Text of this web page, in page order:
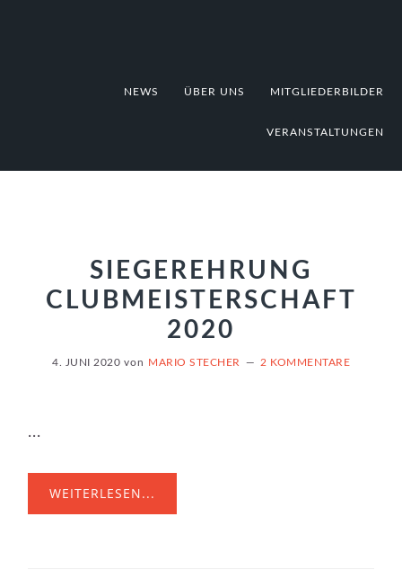
NEWS ÜBER UNS MITGLIEDERBILDER
VERANSTALTUNGEN
SIEGEREHRUNG
CLUBMEISTERSCHAFT
2020
4. JUNI 2020 von MARIO STECHER 2 KOMMENTARE
...
WEITERLESEN...